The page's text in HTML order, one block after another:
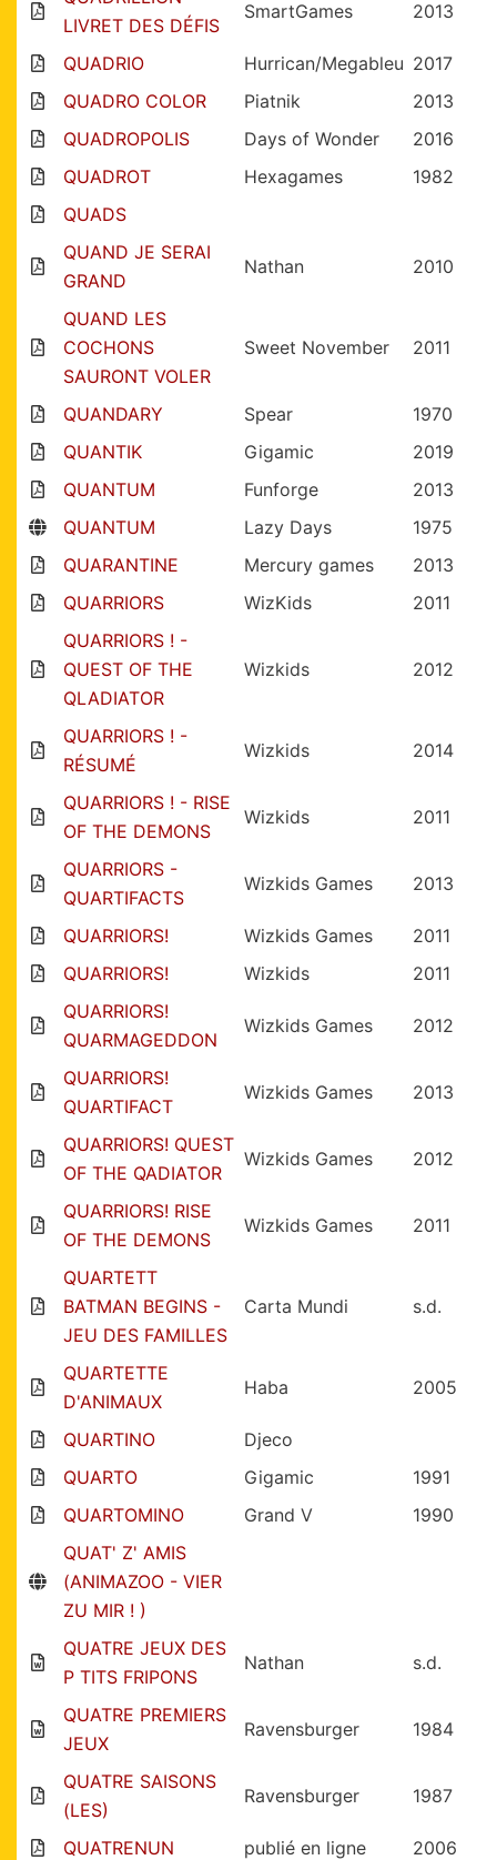
LIVRET DES DÉFIS
SmartGames 2013
QUADRIO Hurrican/Megableu 2017
QUADRO COLOR
Piatnik
2013
QUADROPOLIS
Days of Wonder
2016
QUADROT
Hexagames
1982
QUADS
QUAND JE SERAI
GRAND
Nathan 2010
QUAND LES
COCHONS
SAURONT VOLER
Sweet November 2011
QUANDARY Spear
1970
QUANTIK
Gigamic
2019
QUANTUM
Funforge
2013
QUANTUM
Lazy Days
1975
QUARANTINE
Mercury games
2013
QUARRIORS
WizKids
2011
QUARRIORS ! -
QUEST OF THE
QLADIATOR
Wizkids 2012
QUARRIORS ! -
RÉSUMÉ
Wizkids 2014
QUARRIORS ! - RISE
OF THE DEMONS
Wizkids 2011
QUARRIORS -
QUARTIFACTS
Wizkids Games 2013
QUARRIORS! Wizkids Games
2011
QUARRIORS!
Wizkids
2011
QUARRIORS!
QUARMAGEDDON
Wizkids Games 2012
QUARRIORS!
QUARTIFACT
Wizkids Games 2013
QUARRIORS! QUEST
OF THE QADIATOR
Wizkids Games 2012
QUARRIORS! RISE
OF THE DEMONS
Wizkids Games 2011
QUARTETT
BATMAN BEGINS -
JEU DES FAMILLES
Carta Mundi s.d.
QUARTETTE
D'ANIMAUX
Haba 2005
QUARTINO
Djeco
QUARTO
Gigamic
1991
QUARTOMINO
Grand V
1990
QUAT' Z' AMIS
(ANIMAZOO - VIER
ZU MIR ! )
QUATRE JEUX DES
P TITS FRIPONS
Nathan s.d.
QUATRE PREMIERS
JEUX
Ravensburger 1984
QUATRE SAISONS
(LES)
Ravensburger 1987
QUATRENUN publié en ligne 2006